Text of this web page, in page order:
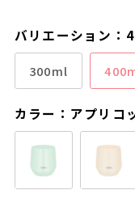
バリエーション：
300ml
カラー：アプリコ